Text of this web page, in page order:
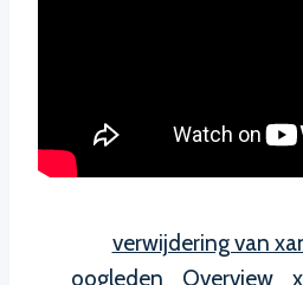
verwijdering van
oogleden
Overview